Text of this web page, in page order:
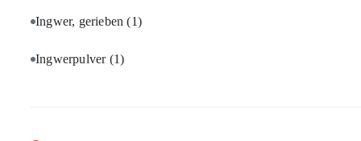
Ingwer, gerieben(1)
Ingwerpulver (1)